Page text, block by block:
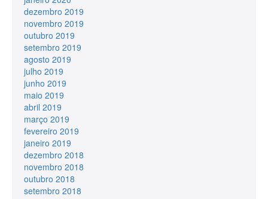
dezembro 2019
novembro 2019
outubro 2019
setembro 2019
agosto 2019
julho 2019
junho 2019
maio 2019
abril 2019
março 2019
fevereiro 2019
janeiro 2019
dezembro 2018
novembro 2018
outubro 2018
setembro 2018